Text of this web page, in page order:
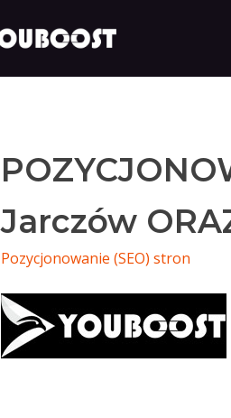
Jarczów
Pozycjonowanie (SEO) stron